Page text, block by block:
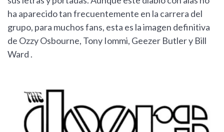
ha aparecido tan frecuentemente en la carrera del
grupo, para muchos fans, esta es la imagen definitiva
de Ozzy Osbourne, Tony Iommi, Geezer Butler y Bill
Ward .